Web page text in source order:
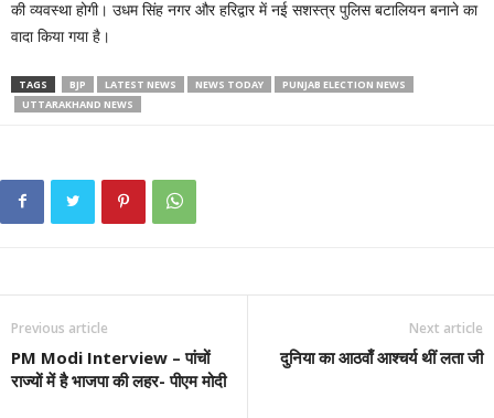
की व्यवस्था होगी। उधम सिंह नगर और हरिद्वार में नई सशस्त्र पुलिस बटालियन बनाने का
वादा किया गया है।
TAGS BJP LATEST NEWS NEWS TODAY
PUNJAB ELECTION NEWS
UTTARAKHAND NEWS
Previous article
PM Modi Interview – पांचों
राज्यों में है भाजपा की लहर- पीएम मोदी
Next article
दुनिया का आठवाँ आश्चर्य थीं लता जी